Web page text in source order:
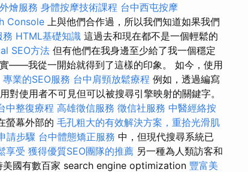
燴服務 身體按摩技術課程 台中西屯按摩
Console 上與他們合作過，所以我們知道如果我們
務 HTML基礎知識 這過去和現在都不是一個輕鬆的
SEO方法 但有他們在我身邊至少給了我一個穩定
——我從一開始就得到了這樣的印象。 如今，使用
專業的SEO服務 台中肩頸放鬆療程 例如，透過編寫
使用者不可見但可以被搜尋引擎映射的關鍵字。
中整復療程 高雄徵信服務 徵信社服務 中醫經絡按
螢幕外部的 毛孔粗大的有效解決方案，重拾光滑肌
請步驟 台中體態矯正服務 中，但現代搜尋系統已
享受 獲得優質SEO團隊的推薦 另一種為人類訪客和
美國有數百家 search engine optimization 豐富美